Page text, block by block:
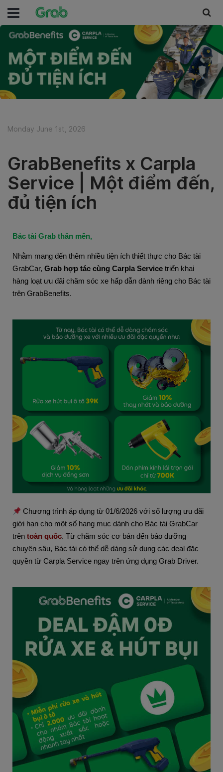
Monday June 1st, 2026
GrabBenefits x Carpla
Service | Một điểm đến,
đủ tiện ích
Bác tài Grab thân mến,
Nhằm mang đến thêm nhiều tiện ích thiết thực cho Bác tài
GrabCar, Grab hợp tác cùng Carpla Service triển khai
hàng loạt ưu đãi chăm sóc xe hấp dẫn dành riêng cho Bác tài
trên GrabBenefits.
Chương trình áp dụng từ 01/6/2026 với số lượng ưu đãi
giới hạn cho một số hạng mục dành cho Bác tài GrabCar
trên toàn quốc. Từ chăm sóc cơ bản đến bảo dưỡng
chuyên sâu, Bác tài có thể dễ dàng sử dụng các deal đặc
quyền từ Carpla Service ngay trên ứng dụng Grab Driver.